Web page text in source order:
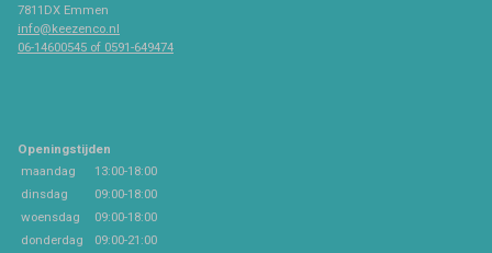
7811DX Emmen
info@keezenco.nl
06-14600545 of 0591-649474
Openingstijden
maandag
13:00-18:00
dinsdag
09:00-18:00
woensdag
09:00-18:00
donderdag
09:00-21:00